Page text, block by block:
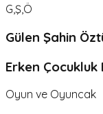
G,Ş,Ö
Gülen Şahin
Erken Çocukluk
Oyun ve Oyuncak